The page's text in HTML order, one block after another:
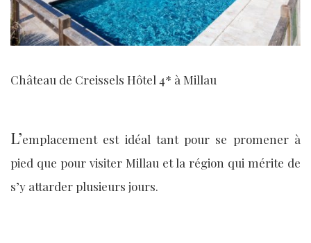
Château de Creissels Hôtel 4* à Millau
L’emplacement est idéal tant pour se promener à
pied que pour visiter Millau et la région qui mérite de
s’y attarder plusieurs jours.